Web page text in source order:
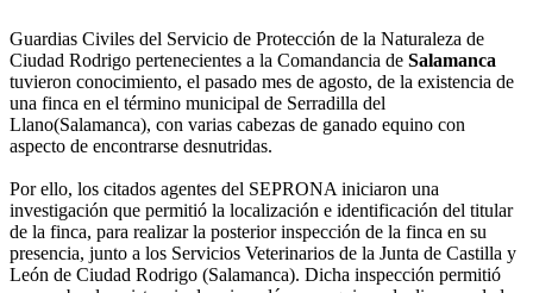
Guardias Civiles del Servicio de Protección de la Naturaleza de
Ciudad Rodrigo pertenecientes a la Comandancia de Salamanca
tuvieron conocimiento, el pasado mes de agosto, de la existencia de
una finca en el término municipal de Serradilla del
Llano(Salamanca), con varias cabezas de ganado equino con
aspecto de encontrarse desnutridas.
Por ello, los citados agentes del SEPRONA iniciaron una
investigación que permitió la localización e identificación del titular
de la finca, para realizar la posterior inspección de la finca en su
presencia, junto a los Servicios Veterinarios de la Junta de Castilla y
León de Ciudad Rodrigo (Salamanca). Dicha inspección permitió